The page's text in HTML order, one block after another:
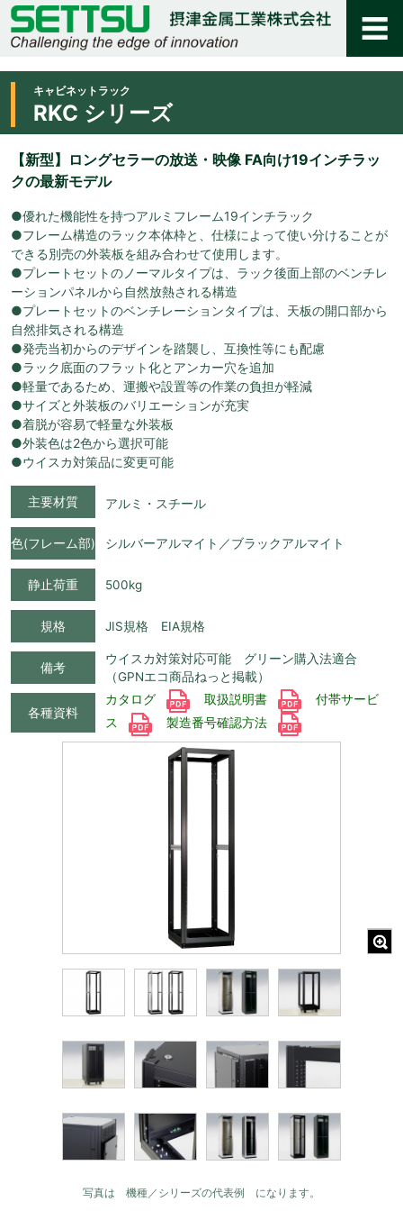
キャビネットラック
RKC シリーズ
【新型】ロングセラーの放送・映像 FA向け19インチラッ
クの最新モデル
●優れた機能性を持つアルミフレーム19インチラック
●フレーム構造のラック本体枠と、仕様によって使い分けることが
できる別売の外装板を組み合わせて使用します。
●プレートセットのノーマルタイプは、ラック後面上部のベンチレ
ーションパネルから自然放熱される構造
●プレートセットのベンチレーションタイプは、天板の開口部から
自然排気される構造
●発売当初からのデザインを踏襲し、互換性等にも配慮
●ラック底面のフラット化とアンカー穴を追加
●軽量であるため、運搬や設置等の作業の負担が軽減
●サイズと外装板のバリエーションが充実
●着脱が容易で軽量な外装板
●外装色は2色から選択可能
●ウイスカ対策品に変更可能
主要材質 アルミ・スチール
色(フレーム部) シルバーアルマイト／ブラックアルマイト
静止荷重 500kg
規格 JIS規格 EIA規格
備考
ウイスカ対策対応可能 グリーン購入法適合
（GPNエコ商品ねっと掲載）
各種資料
カタログ 取扱説明書
付帯サービ
ス
製造番号確認方法
写真は 機種／シリーズの代表例 になります。